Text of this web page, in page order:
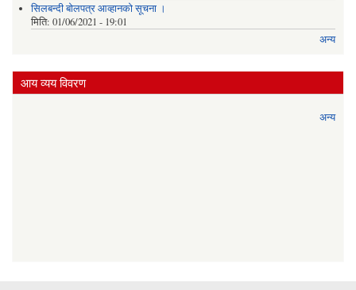
सिलबन्दी बोलपत्र आव्हानको सूचना ।
मिति: 01/06/2021 - 19:01
अन्य
आय व्यय विवरण
अन्य